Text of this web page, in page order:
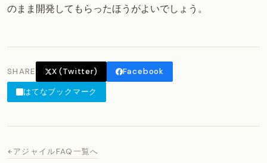
のまま開発してもらったほうがよいでしょう。
SHARE X (Twitter)
Facebook
はてなブックマーク
アジャイルFAQ一覧へ